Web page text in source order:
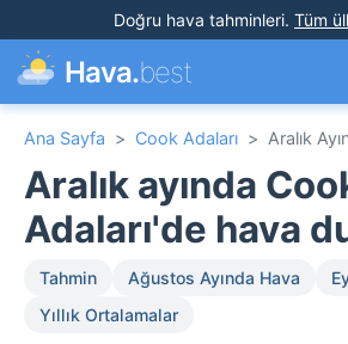
Doğru hava tahminleri. Tüm
Hava.best
Ana Sayfa > Cook Adaları > Aralık
Aralık ayında
Adaları'de hava
Tahmin Ağustos Ayında Hava
Yıllık Ortalamalar